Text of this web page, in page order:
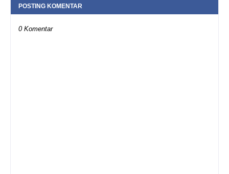
POSTING KOMENTAR
0 Komentar